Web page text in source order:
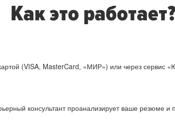
Как это работает?
(VISA, MasterCard, «МИР») или через сервис
консультант проанализирует ваше резюме и